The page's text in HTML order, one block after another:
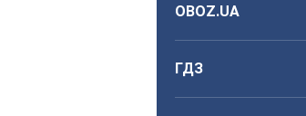
OBOZ.UA
ГДЗ